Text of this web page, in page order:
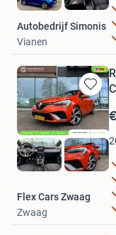
Autobedrijf Simonis
Vianen
Bewaren
in
Mijn
Flex Cars Zwaag
Zwaag